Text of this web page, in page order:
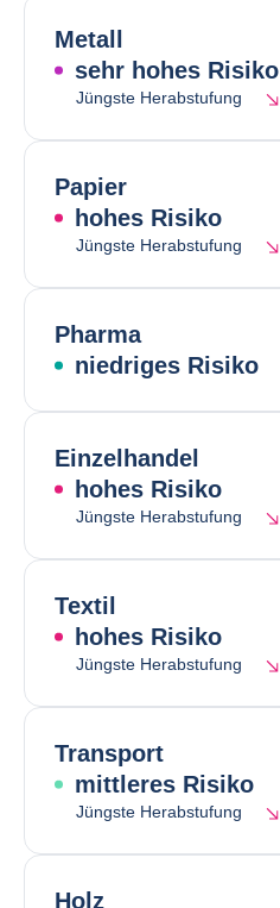
Metall
sehr hohes Risiko
Jüngste Herabstufung
Papier
hohes Risiko
Jüngste Herabstufung
Pharma
niedriges Risiko
Einzelhandel
hohes Risiko
Jüngste Herabstufung
Textil
hohes Risiko
Jüngste Herabstufung
Transport
mittleres Risiko
Jüngste Herabstufung
Holz